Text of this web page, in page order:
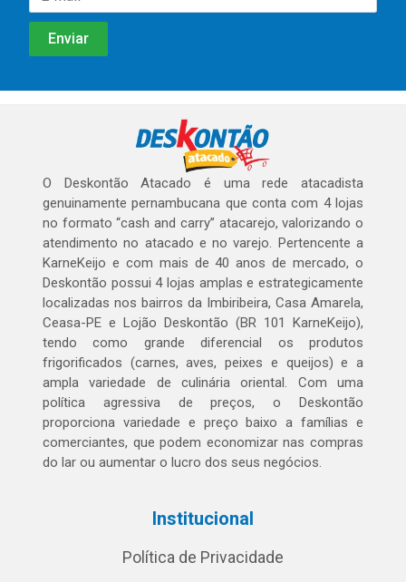
O Deskontão Atacado é uma rede atacadista
genuinamente pernambucana que conta com 4 lojas
no formato “cash and carry” atacarejo, valorizando o
atendimento no atacado e no varejo. Pertencente a
KarneKeijo e com mais de 40 anos de mercado, o
Deskontão possui 4 lojas amplas e estrategicamente
localizadas nos bairros da Imbiribeira, Casa Amarela,
Ceasa-PE e Lojão Deskontão (BR 101 KarneKeijo),
tendo como grande diferencial os produtos
frigorificados (carnes, aves, peixes e queijos) e a
ampla variedade de culinária oriental. Com uma
política agressiva de preços, o Deskontão
proporciona variedade e preço baixo a famílias e
comerciantes, que podem economizar nas compras
do lar ou aumentar o lucro dos seus negócios.
Institucional
Política de Privacidade